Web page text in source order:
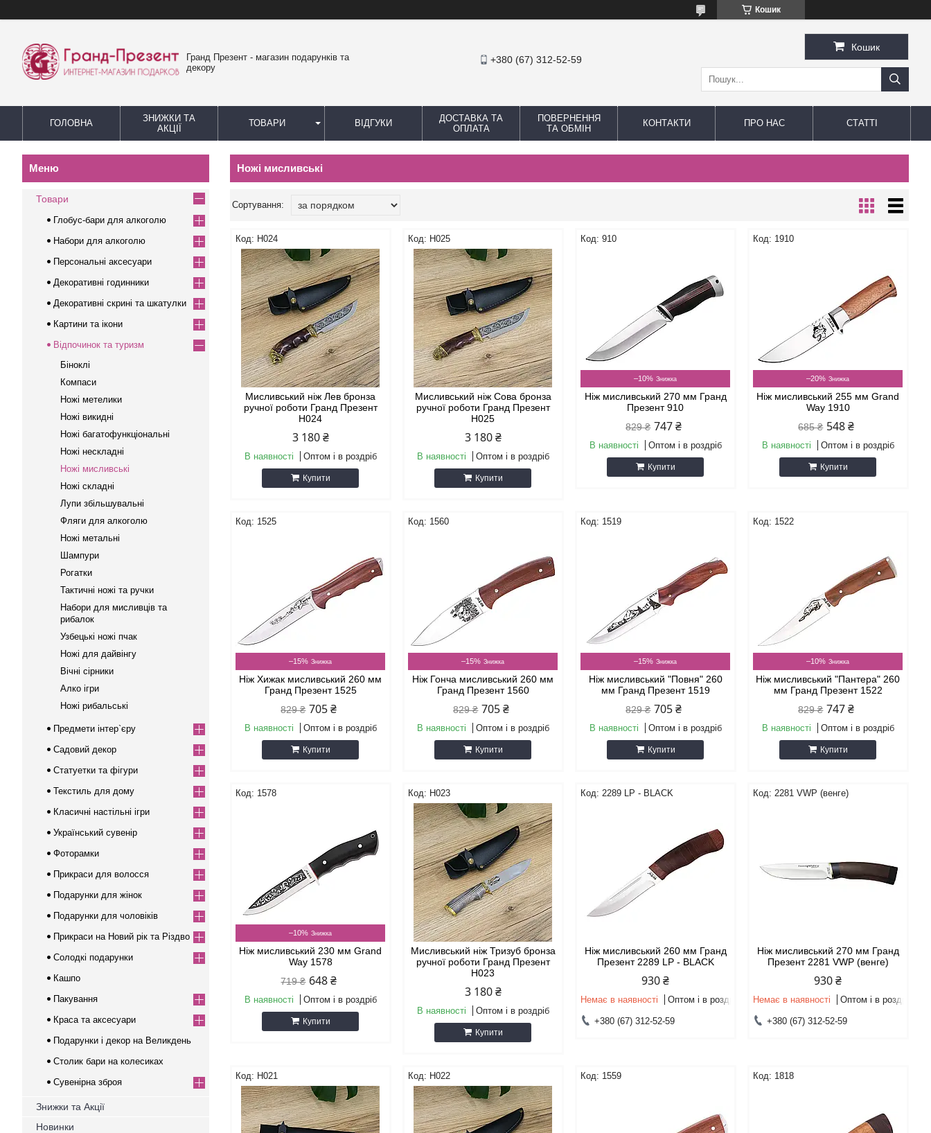
Кошик
Гранд Презент - магазин подарунків та
декору
+380 (67) 312-52-59
Кошик
ГОЛОВНА
ЗНИЖКИ ТА
АКЦІЇ
ТОВАРИ ВІДГУКИ
ДОСТАВКА ТА
ОПЛАТА
ПОВЕРНЕННЯ
ТА ОБМІН
КОНТАКТИ ПРО НАС СТАТТІ
Ножі мисливські
Н024
Мисливський ніж Лев бронза
ручної роботи Гранд Презент
Н024
3 180 ₴
В наявності Оптом і в роздріб
Купити
Н025
Мисливський ніж Сова бронза
ручної роботи Гранд Презент
Н025
3 180 ₴
В наявності Оптом і в роздріб
Купити
910
–10%
Ніж мисливський 270 мм Гранд
Презент 910
829 ₴ 747 ₴
В наявності Оптом і в роздріб
Купити
1910
–20%
Ніж мисливський 255 мм Grand
Way 1910
685 ₴ 548 ₴
В наявності Оптом і в роздріб
Купити
1525
–15%
Ніж Хижак мисливський 260 мм
Гранд Презент 1525
829 ₴ 705 ₴
В наявності Оптом і в роздріб
Купити
1560
–15%
Ніж Гонча мисливський 260 мм
Гранд Презент 1560
829 ₴ 705 ₴
В наявності Оптом і в роздріб
Купити
1519
–15%
Ніж мисливський "Повня" 260
мм Гранд Презент 1519
829 ₴ 705 ₴
В наявності Оптом і в роздріб
Купити
1522
–10%
Ніж мисливський "Пантера" 260
мм Гранд Презент 1522
829 ₴ 747 ₴
В наявності Оптом і в роздріб
Купити
1578
–10%
Ніж мисливський 230 мм Grand
Way 1578
719 ₴ 648 ₴
В наявності Оптом і в роздріб
Купити
Н023
Мисливський ніж Тризуб бронза
ручної роботи Гранд Презент
Н023
3 180 ₴
В наявності Оптом і в роздріб
Купити
2289 LP - BLACK
Ніж мисливський 260 мм Гранд
Презент 2289 LP - BLACK
930 ₴
Немає в наявності Оптом і в роздріб
+380 (67) 312-52-59
2281 VWP (венге)
Ніж мисливський 270 мм Гранд
Презент 2281 VWP (венге)
930 ₴
Немає в наявності Оптом і в роздріб
+380 (67) 312-52-59
Н021 Н022 1559 1818
Товари
Глобус-бари для алкоголю
Набори для алкоголю
Персональні аксесуари
Декоративні годинники
Декоративні скрині та шкатулки
Картини та ікони
Відпочинок та туризм
Біноклі
Компаси
Ножі метелики
Ножі викидні
Ножі багатофункціональні
Ножі нескладні
Ножі мисливські
Ножі складні
Лупи збільшувальні
Фляги для алкоголю
Ножі метальні
Шампури
Рогатки
Тактичні ножі та ручки
Набори для мисливців та
рибалок
Узбецькі ножі пчак
Ножі для дайвінгу
Вічні сірники
Алко ігри
Ножі рибальські
Предмети інтер`єру
Садовий декор
Статуетки та фігури
Текстиль для дому
Класичні настільні ігри
Український сувенір
Фоторамки
Прикраси для волосся
Подарунки для жінок
Подарунки для чоловіків
Прикраси на Новий рік та Різдво
Солодкі подарунки
Кашпо
Пакування
Краса та аксесуари
Подарунки і декор на Великдень
Столик бари на колесиках
Сувенірна зброя
Знижки та Акції
Новинки